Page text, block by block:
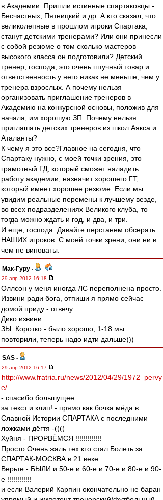
в Академии. Пришли истинные спартаковцы -
Бесчастных, Пятницкий и др. А кто сказал, что
великолепные в прошлом игроки Спартака,
станут детскими тренерами? Или они принесли
с собой резюме о том сколько мастеров
высокого класса он подготовили? Детский
тренер, господа, это очень штучный товар и
ответственность у него никак не меньше, чем у
тренера взрослых. А почему нельзя
организовать приглашение тренеров в
Академию на конкурсной основы, положив для
начала, им хорошую ЗП. Почему нельзя
приглашать детских тренеров из школ Аякса и
Аталанты?
К чему я это все?Главное на сегодня, что
Спартаку нужно, с моей точки зрения, это
грамотный ГД, который сможет наладить
работу академии, назначит хорошего ГТ,
который имеет хорошее резюме. Если мы
увидим реальные перемены к лучшему везде,
во всех подразделениях Великого клуба, то
тогда можно ждать и год, и два, и три.
И еще, господа. Давайте перстанем обсерать
НАШИХ игроков. С моей точки зрени, они ни в
чем не виноваты.
Мак-Гуру -
29 апр 2012 16:18
Оллсон у меня иногда ЛС переполнена просто.
Извини ради бога, отпиши я прямо сейчас
домой приду - отвечу.
Дико извини.
ЗЫ. Коротко - было хорошо, 1-18 мы
повторили, теперь надо идти дальше)))
SAS -
29 апр 2012 16:17
http://www.fratria.ru/news/2012/04/29/1972_pervy
e/
- спасибо большущее
за текст и клип! - прямо как бочка мёда в
Славной Истории СПАРТАКА с последними
ложками дёгтя -((((
Хуйня - ПРОРВЁМСЯ !!!!!!!!!!!!!
Просто Очень жаль тех кто стал Болеть за
СПАРТАК-МОСКВА в 21 веке.
Верьте - БЫЛИ и 50-е и 60-е и 70-е и 80-е и 90-
е !!!!!!!!!!!!
и если Валерий Карпин окончательно не баран